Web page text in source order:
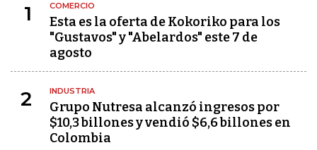
1 COMERCIO
Esta es la oferta de Kokoriko para los
"Gustavos" y "Abelardos" este 7 de
agosto
2 INDUSTRIA
Grupo Nutresa alcanzó ingresos por
$10,3 billones y vendió $6,6 billones en
Colombia